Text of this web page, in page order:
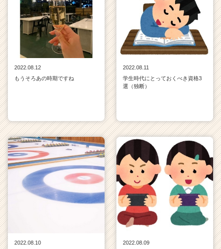
2022.08.12
もうそろあの時期ですね
2022.08.11
学生時代にとっておくべき資格3
選（独断）
2022.08.10
2022.08.09